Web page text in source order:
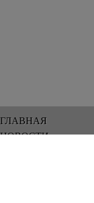
ГЛАВНАЯ
НОВОСТИ